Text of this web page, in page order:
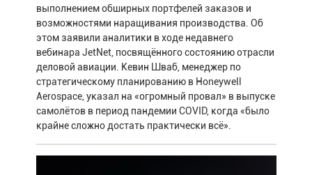
выполнением обширных портфелей заказов и
возможностями наращивания производства. Об
этом заявили аналитики в ходе недавнего
вебинара JetNet, посвящённого состоянию отрасли
деловой авиации. Кевин Шваб, менеджер по
стратегическому планированию в Honeywell
Aerospace, указал на «огромный провал» в выпуске
самолётов в период пандемии COVID, когда «было
крайне сложно достать практически всё».